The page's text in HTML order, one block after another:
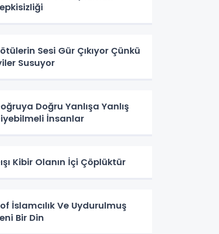
Sesi Gür Çıkıyor Çünkü
Susuyor
Doğru Yanlışa Yanlış
İnsanlar
Kibir Olanın İçi Çöplüktür
İslamcılık Ve Uydurulmuş
Bir Din